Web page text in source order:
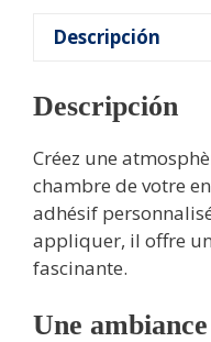
Descripción
Descripción
Créez une
chambre de votre
adhésif
appliquer, il offre
fascinante.
Une